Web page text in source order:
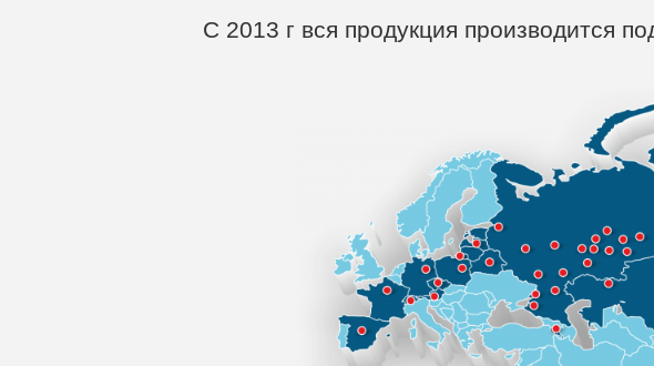
С 2013 г вся продукция производится